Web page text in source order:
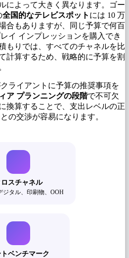
によって大きく異なります。ゴー
全国的なテレビスポット には 10 万
合もありますが、同じ予算で何百
イ インプレッションを購入でき
もりでは、すべてのチャネルを比
計算するため、戦略的に予算を割
ライアントに予算の推奨事項を
ア プランニングの段階で不可欠
換算することで、支出レベルの正
の交渉が容易になります。
ロスチャネル
ジタル、印刷物、OOH
トベンチマーク